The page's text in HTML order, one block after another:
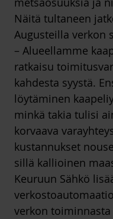
Näitä tultaneen
Augusteilla verkon
– Alueellamme
ratkaisu
kahdesta syystä.
löytäminen
minkä takia tulisi
korvaava
kustannukset
sillä kallioinen
Keuruun Sähkö
verkon